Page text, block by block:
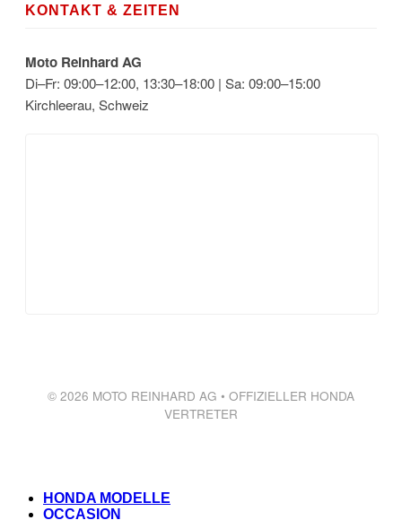
KONTAKT & ZEITEN
Moto Reinhard AG
Di–Fr: 09:00–12:00, 13:30–18:00 | Sa: 09:00–15:00
Kirchleerau, Schweiz
© 2026 MOTO REINHARD AG • OFFIZIELLER HONDA
VERTRETER
HONDA MODELLE
OCCASION